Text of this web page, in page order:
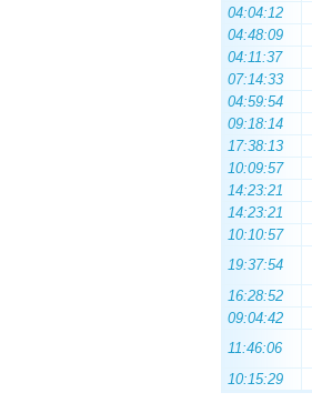
04:04:12
04:48:09
04:11:37
07:14:33
04:59:54
09:18:14
17:38:13
10:09:57
14:23:21
14:23:21
10:10:57
19:37:54
16:28:52
09:04:42
11:46:06
10:15:29